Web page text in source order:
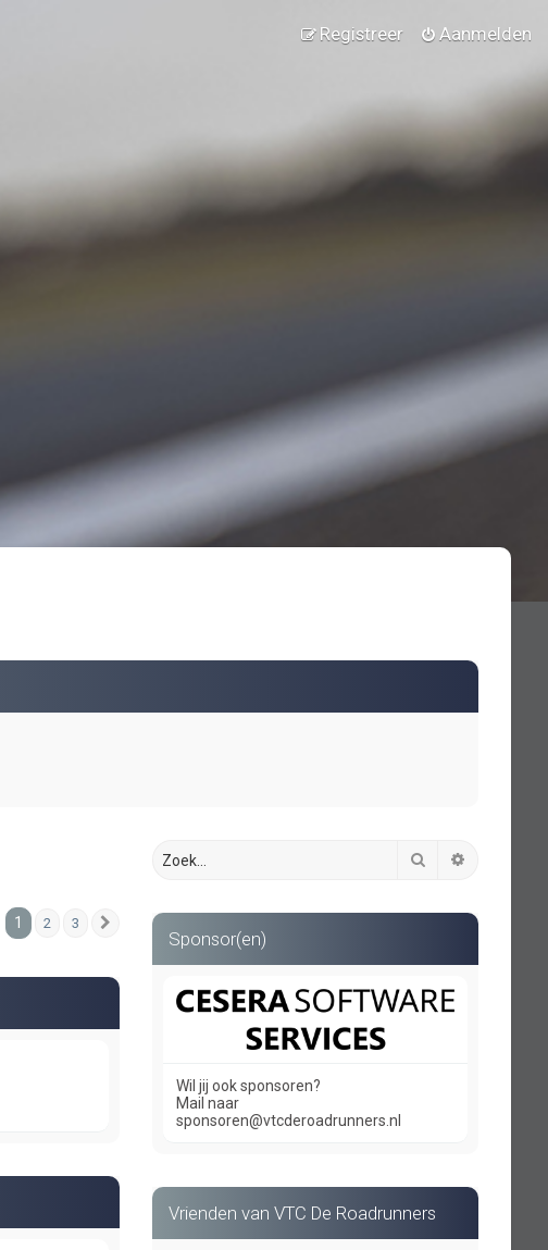
Aanmelden
Registreer
1 2 3 Volgende
Zoek
Sponsor(en)
Wil jij ook sponsoren?
Mail naar
sponsoren@vtcderoadrunners.nl
Vrienden van VTC De Roadrunners